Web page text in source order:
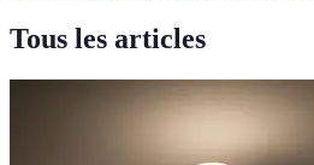
Tous les articles